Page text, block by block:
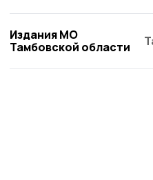
Издания МО
Тамбовской области